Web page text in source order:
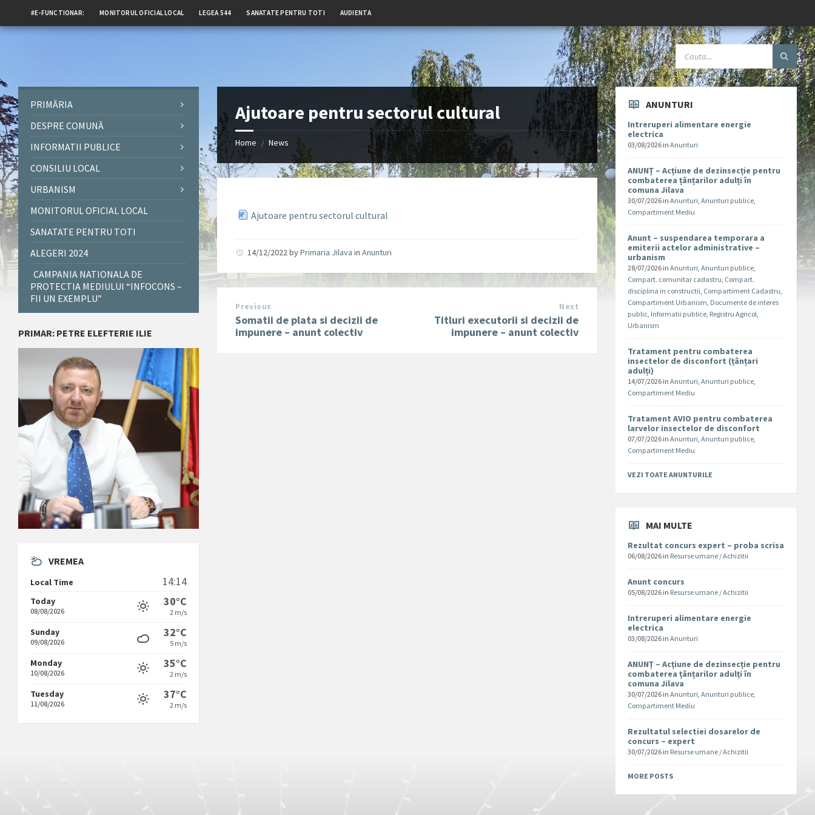
#E-FUNCTIONAR: MONITORUL OFICIAL LOCAL LEGEA 544 SANATATE PENTRU TOTI AUDIENTA
Ajutoare pentru sectorul cultural
Home / News
Ajutoare pentru sectorul cultural
14/12/2022byPrimaria Jilava inAnunturi
Previous
Somatii de plata si decizii de
impunere – anunt colectiv
Next
Titluri executorii si decizii de
impunere – anunt colectiv
PRIMĂRIA
DESPRE COMUNĂ
INFORMATII PUBLICE
CONSILIU LOCAL
URBANISM
MONITORUL OFICIAL LOCAL
SANATATE PENTRU TOTI
ALEGERI 2024
CAMPANIA NATIONALA DE
PROTECTIA MEDIULUI “INFOCONS –
FII UN EXEMPLU”
PRIMAR: PETRE ELEFTERIE ILIE
VREMEA
Local Time 14:14
Today
08/08/2026
30°C
2 m/s
Sunday
09/08/2026
32°C
5 m/s
Monday
10/08/2026
35°C
2 m/s
Tuesday
11/08/2026
37°C
2 m/s
ANUNTURI
Intreruperi alimentare energie
electrica
03/08/2026 inAnunturi
ANUNȚ – Acțiune de dezinsecție pentru
combaterea țânțarilor adulți în
comuna Jilava
30/07/2026 inAnunturi,Anunturi publice,
Compartiment Mediu
Anunt – suspendarea temporara a
emiterii actelor administrative –
urbanism
28/07/2026 inAnunturi,Anunturi publice,
Compart. comunitar cadastru, Compart.
disciplina in constructii, Compartiment Cadastru,
Compartiment Urbanism, Documente de interes
public, Informatii publice, Registru Agricol,
Urbanism
Tratament pentru combaterea
insectelor de disconfort (țânțari
adulți)
14/07/2026 inAnunturi,Anunturi publice,
Compartiment Mediu
Tratament AVIO pentru combaterea
larvelor insectelor de disconfort
07/07/2026 inAnunturi,Anunturi publice,
Compartiment Mediu
VEZI TOATE ANUNTURILE
MAI MULTE
Rezultat concurs expert – proba scrisa
06/08/2026 in Resurse umane / Achizitii
Anunt concurs
05/08/2026 in Resurse umane / Achizitii
Intreruperi alimentare energie
electrica
03/08/2026 inAnunturi
ANUNȚ – Acțiune de dezinsecție pentru
combaterea țânțarilor adulți în
comuna Jilava
30/07/2026 inAnunturi,Anunturi publice,
Compartiment Mediu
Rezultatul selectiei dosarelor de
concurs – expert
30/07/2026 in Resurse umane / Achizitii
MORE POSTS